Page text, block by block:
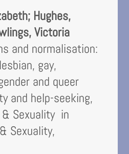
Hughes,
Victoria
and normalisation:
gay,
and queer
and help-seeking,
Sexuality in
Sexuality,